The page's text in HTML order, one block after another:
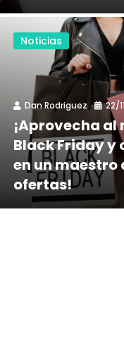
Noticias
Dan Rodriguez 22/
¡Aprovecha al
Black Friday
en un maestro
ofertas!